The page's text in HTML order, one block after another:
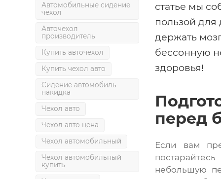
статье мы
пользой для
держать
бессонную
здоровья!
перед
Если вам
небольшую
Автомобильные сидение
чехол
Авточехол
производитель
Купить авточехол
Купить чехол авто
Сидение автомобиль
накидка
Чехол авто
Чехол авто цена
Чехол автомобильный
Чехол автомобильный
купить